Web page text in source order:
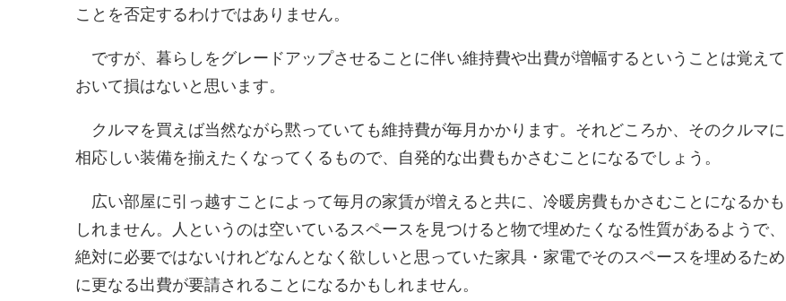
ことを否定するわけではありません。
ですが、暮らしをグレードアップさせることに伴い維持費や出費が増幅するということは覚えて
おいて損はないと思います。
クルマを買えば当然ながら黙っていても維持費が毎月かかります。それどころか、そのクルマに
相応しい装備を揃えたくなってくるもので、自発的な出費もかさむことになるでしょう。
広い部屋に引っ越すことによって毎月の家賃が増えると共に、冷暖房費もかさむことになるかも
しれません。人というのは空いているスペースを見つけると物で埋めたくなる性質があるようで、
絶対に必要ではないけれどなんとなく欲しいと思っていた家具・家電でそのスペースを埋めるため
に更なる出費が要請されることになるかもしれません。